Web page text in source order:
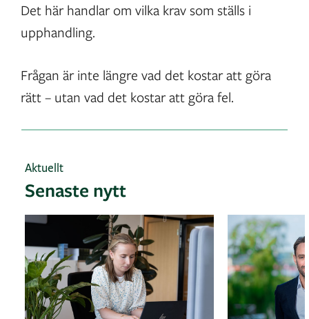
Det här handlar om vilka krav som ställs i
upphandling.
Frågan är inte längre vad det kostar att göra
rätt – utan vad det kostar att göra fel.
Aktuellt
Senaste nytt